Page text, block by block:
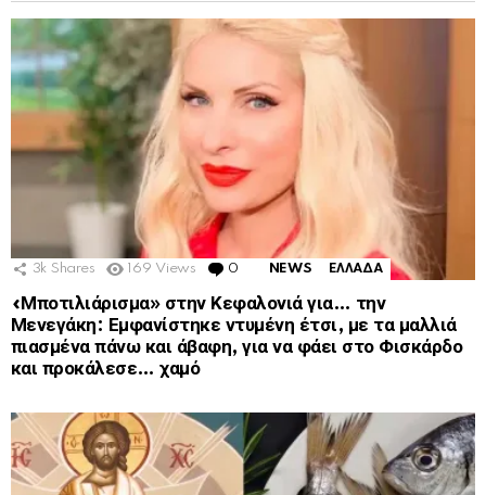
3k Shares 169 Views 0 Comments
NEWS ΕΛΛΑΔΑ
«Μποτιλιάρισμα» στην Κεφαλονιά για… την
Μενεγάκη: Εμφανίστηκε ντυμένη έτσι, με τα μαλλιά
πιασμένα πάνω και άβαφη, για να φάει στο Φισκάρδο
και προκάλεσε… χαμό